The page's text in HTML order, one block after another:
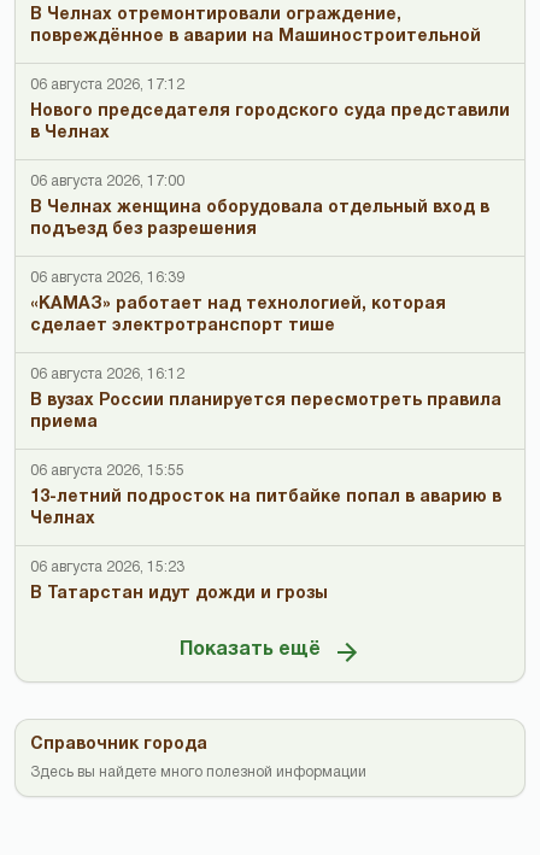
В Челнах отремонтировали ограждение,
повреждённое в аварии на Машиностроительной
06 августа 2026, 17:12
Нового председателя городского суда представили
в Челнах
06 августа 2026, 17:00
В Челнах женщина оборудовала отдельный вход в
подъезд без разрешения
06 августа 2026, 16:39
«КАМАЗ» работает над технологией, которая
сделает электротранспорт тише
06 августа 2026, 16:12
В вузах России планируется пересмотреть правила
приема
06 августа 2026, 15:55
13-летний подросток на питбайке попал в аварию в
Челнах
06 августа 2026, 15:23
В Татарстан идут дожди и грозы
Показать ещё
Справочник города
Здесь вы найдете много полезной информации